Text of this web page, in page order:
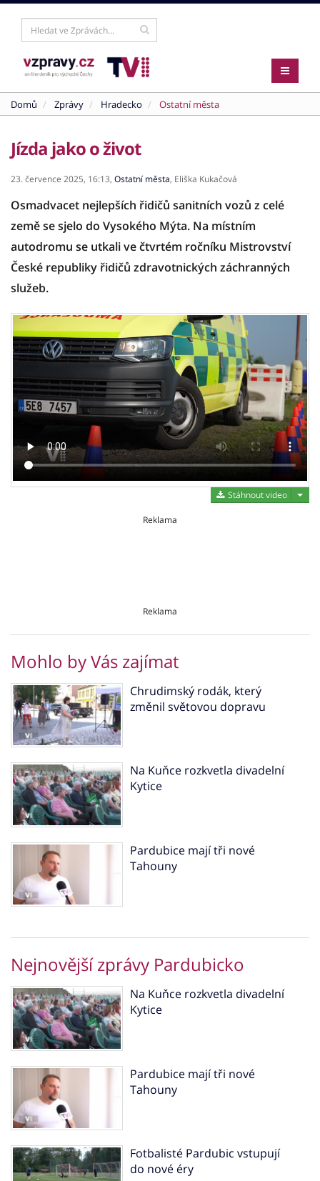
Domů Zprávy Hradecko Ostatní města
Jízda jako o život
23. července 2025, 16:13, Ostatní města, Eliška Kukačová
Osmadvacet nejlepších řidičů sanitních vozů z celé
země se sjelo do Vysokého Mýta. Na místním
autodromu se utkali ve čtvrtém ročníku Mistrovství
České republiky řidičů zdravotnických záchranných
služeb.
Stáhnout video
Reklama
Reklama
Mohlo by Vás zajímat
Chrudimský rodák, který
změnil světovou dopravu
Na Kuňce rozkvetla divadelní
Kytice
Pardubice mají tři nové
Tahouny
Nejnovější zprávy Pardubicko
Na Kuňce rozkvetla divadelní
Kytice
Pardubice mají tři nové
Tahouny
Fotbalisté Pardubic vstupují
do nové éry